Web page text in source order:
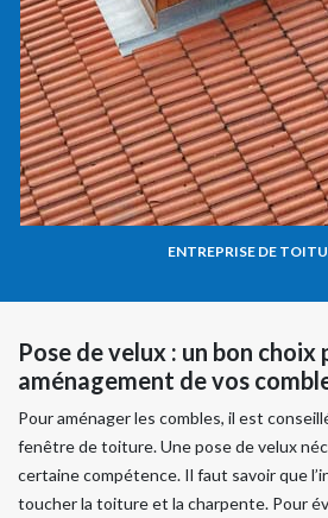
ENTREPRISE DE
Pose de velux : un bon choix
aménagement de vos
Pour aménager les combles, il est
fenêtre de toiture. Une pose de velux
certaine compétence. Il faut savoir que
toucher la toiture et la charpente. Pour